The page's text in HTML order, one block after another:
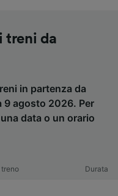
treni da
in partenza da
9 agosto 2026. Per
data o un orario
treno Durata